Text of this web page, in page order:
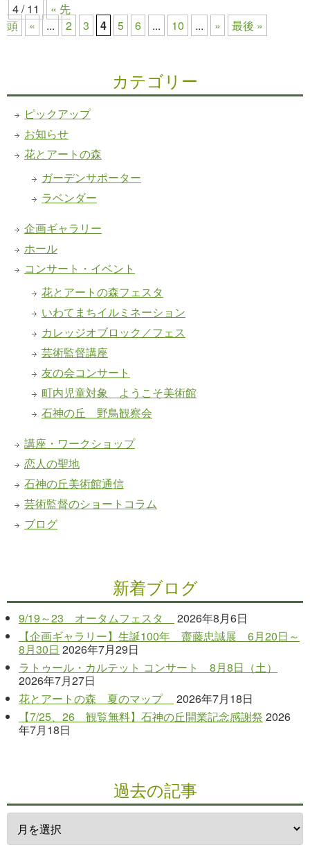
4 / 11
« 先
頭
« ... 2 3 4 5 6 ... 10 ... » 最後 »
カテゴリー
ピックアップ
お知らせ
花とアートの森
ガーデンサポーター
ラベンダー
企画ギャラリー
ホール
コンサート・イベント
花とアートの森フェスタ
いわてまちイルミネーション
カレッジオブロック／フェス
芸術監督講座
友の会コンサート
町内児童対象 ようこそ美術館
石神の丘 野鳥観察会
講座・ワークショップ
恋人の聖地
石神の丘美術館通信
芸術監督のショートコラム
ブログ
新着ブログ
9/19～23 オータムフェスタ
2026年8月6日
【企画ギャラリー】生誕100年 齋藤忠誠展 6月20日～
8月30日 2026年7月29日
ラトゥール・カルテット コンサート 8月8日（土）
2026年7月27日
花とアートの森 夏のマップ
2026年7月18日
【7/25、26 観覧無料】石神の丘開業記念感謝祭 2026
年7月18日
過去の記事